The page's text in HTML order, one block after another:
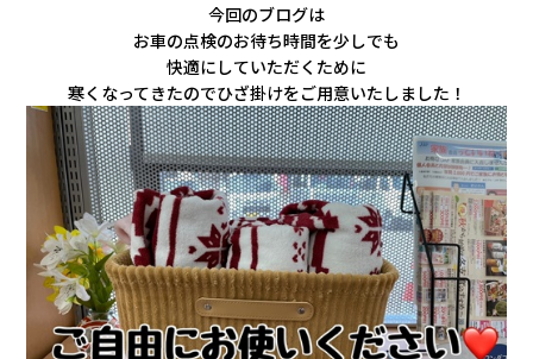
リコ
お問
今回のブログは
お車の点検のお待ち時間を少しでも
快適にしていただくために
寒くなってきたのでひざ掛けをご用意いたしました！